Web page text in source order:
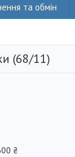
та обмін
(68/11)
₴